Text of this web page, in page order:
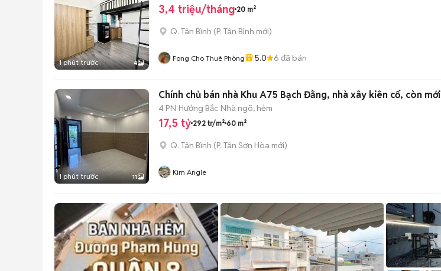
1 phút trước 4
3,4 triệu/tháng 20 m²
Q. Tân Bình (P. Tân Bình mới)
Fong Cho Thuê Phòng 5.0 6 đã bán
1 phút trước 11
Chính chủ bán nhà Khu A75 Bạch Đằng, nhà xây kiên cố, còn mới
4 PN Hướng Bắc Nhà ngõ, hẻm
17,5 tỷ 292 tr/m² 60 m²
Q. Tân Bình (P. Tân Sơn Hòa mới)
Kim Angle